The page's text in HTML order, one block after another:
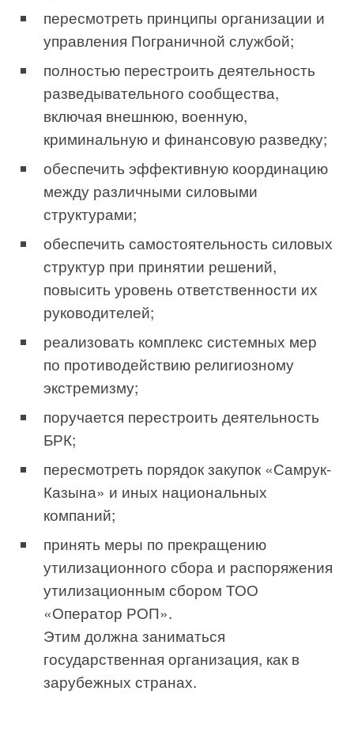
пересмотреть принципы организации и
управления Пограничной службой;
полностью перестроить деятельность
разведывательного сообщества,
включая внешнюю, военную,
криминальную и финансовую разведку;
обеспечить эффективную координацию
между различными силовыми
структурами;
обеспечить самостоятельность силовых
структур при принятии решений,
повысить уровень ответственности их
руководителей;
реализовать комплекс системных мер
по противодействию религиозному
экстремизму;
поручается перестроить деятельность
БРК;
пересмотреть порядок закупок «Самрук-
Казына» и иных национальных
компаний;
принять меры по прекращению
утилизационного сбора и распоряжения
утилизационным сбором ТОО
«Оператор РОП».
Этим должна заниматься
государственная организация, как в
зарубежных странах.